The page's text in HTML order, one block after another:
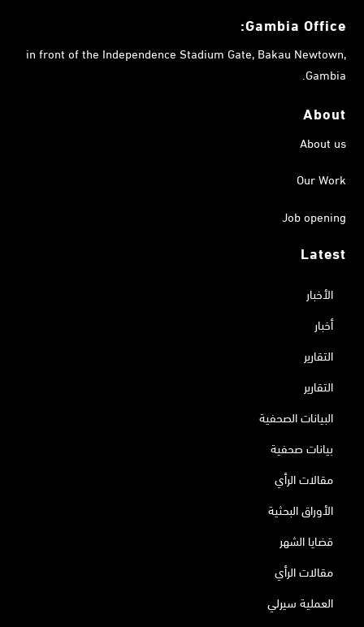
Gambia Office:
in front of the Independence Stadium Gate, Bakau Newtown,
Gambia.
About
About us
Our Work
Job opening
Latest
الأخبار
أخبار
التقارير
التقارير
البيانات الصحفية
بيانات صحفية
مقالات الرأي
الأوراق البحثية
قضايا الشهر
مقالات الرأي
العملية سيرلي